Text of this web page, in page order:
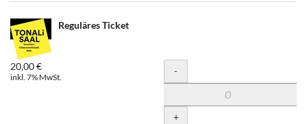
Reguläres Ticket
20,00 €
inkl. 7% MwSt. Menge
-
+